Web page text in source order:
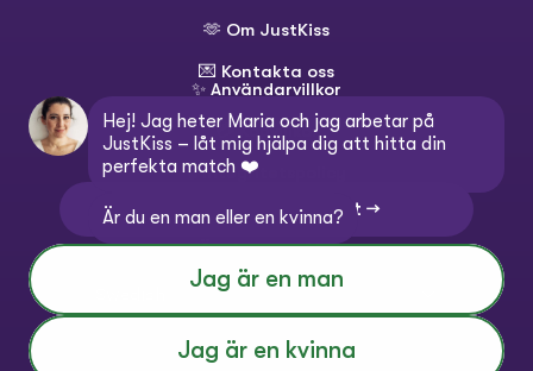
🫶 Om JustKiss
💌 Kontakta oss
✨ Användarvillkor
💳 Köpvillkor
🔒 Integritetspolicy
💬 Kontakta kundtjänst →
Ändra språk:
Select Language
Hej! Jag heter Maria och jag arbetar på
JustKiss – låt mig hjälpa dig att hitta din
perfekta match ❤️
Är du en man eller en kvinna?
Jag är en man
Jag är en kvinna